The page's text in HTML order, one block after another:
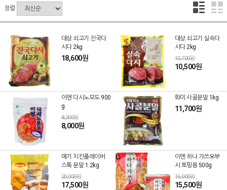
정렬
대상 쇠고기 진국다
시다 2kg
18,600원
대상 쇠고기 실속다
시다 2kg
10,700원
10,500원
이엔 다시노모도 900
g
8,200원
8,000원
화미 사골분말 1kg
11,700원
매기 치킨플레이버
스톡 분말 1.2kg
20,000원
17,500원
이엔 하나 가쓰오부
시 토핑용 500g
16,000원
15,500원